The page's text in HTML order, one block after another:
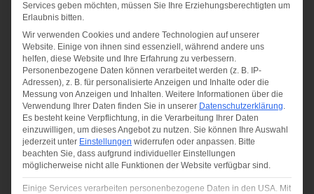
02-18 | PROJEKTZUSCHLAG „BRITZ OLAV“
Services geben möchten, müssen Sie Ihre Erziehungsberechtigten um
Erlaubnis bitten.
Wir verwenden Cookies und andere Technologien auf unserer
Website. Einige von ihnen sind essenziell, während andere uns
helfen, diese Website und Ihre Erfahrung zu verbessern.
Personenbezogene Daten können verarbeitet werden (z. B. IP-
Adressen), z. B. für personalisierte Anzeigen und Inhalte oder die
Messung von Anzeigen und Inhalten. Weitere Informationen über die
Verwendung Ihrer Daten finden Sie in unserer Datenschutzerklärung.
Es besteht keine Verpflichtung, in die Verarbeitung Ihrer Daten
einzuwilligen, um dieses Angebot zu nutzen. Sie können Ihre Auswahl
jederzeit unter Einstellungen widerrufen oder anpassen. Bitte
beachten Sie, dass aufgrund individueller Einstellungen
möglicherweise nicht alle Funktionen der Website verfügbar sind.
Einige Services verarbeiten personenbezogene Daten in den USA. Mit